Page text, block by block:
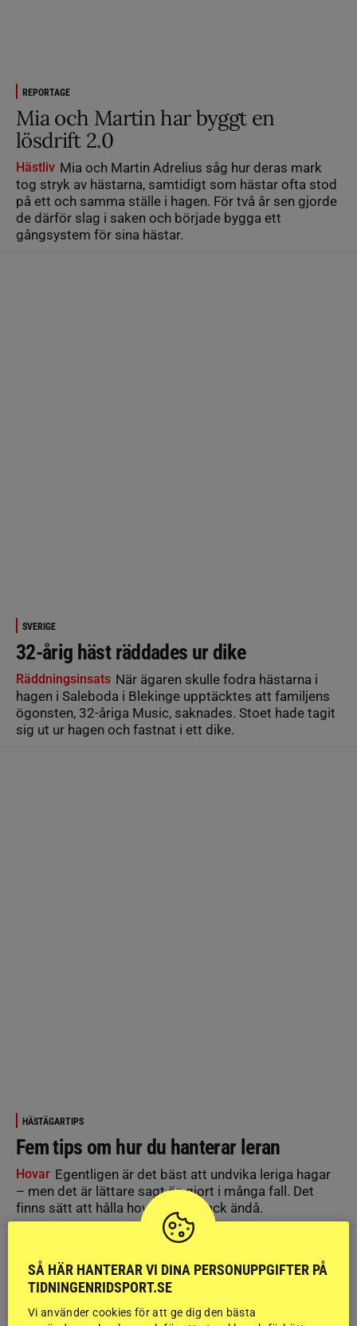
REPORTAGE
Mia och Martin har byggt en
lösdrift 2.0
Hästliv Mia och Martin Adrelius såg hur deras mark
tog stryk av hästarna, samtidigt som hästar ofta stod
på ett och samma ställe i hagen. För två år sen gjorde
de därför slag i saken och började bygga ett
gångsystem för sina hästar.
SVERIGE
32-årig häst räddades ur dike
Räddningsinsats När ägaren skulle fodra hästarna i
hagen i Saleboda i Blekinge upptäcktes att familjens
ögonsten, 32-åriga Music, saknades. Stoet hade tagit
sig ut ur hagen och fastnat i ett dike.
HÄSTÄGARTIPS
Fem tips om hur du hanterar leran
Hovar Egentligen är det bäst att undvika leriga hagar
– men det är lättare sagt än gjort i många fall. Det
finns sätt att hålla hovarna i schack ändå.
SÅ HÄR HANTERAR VI DINA PERSONUPPGIFTER PÅ
TIDNINGENRIDSPORT.SE
Vi använder cookies för att ge dig den bästa